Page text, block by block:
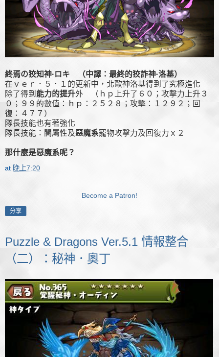
終焉の狡知神·ロキ （中譯：最終的狡詐神·洛基）
在ｖｅｒ．５．１的更新中，北歐神洛基得到了究極進化
除了得到 能力的提升外 （ｈｐ上升了６０；攻擊力上升３
０；９９的數值：ｈｐ：２５２８；攻擊：１２９２；回
復：４７７）
隊長技能也有著強化
隊長技能：闇屬性及惡魔系寵物攻擊力及回復力ｘ２
那什麼是惡魔系呢？
at 晚上7:20
Become a Patron!
分享
Puzzle & Dragons Ver.5.1 情報整合
（二）：秘神．奧丁